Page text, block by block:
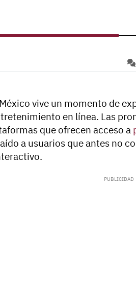
vive un momento de
en línea. Las
que ofrecen acceso a
a usuarios que antes no